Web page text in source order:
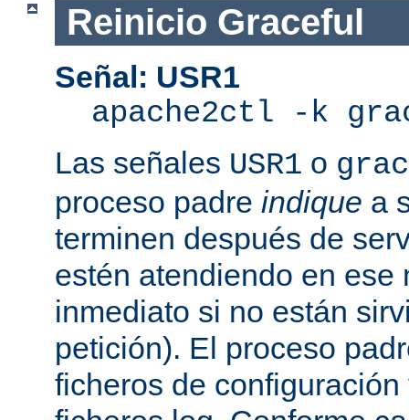
Reinicio Graceful
Señal: USR1
apache2ctl -k
Las señales USR1 o
proceso padre indique a
terminen después de
estén atendiendo en ese
inmediato si no están
petición). El proceso
ficheros de